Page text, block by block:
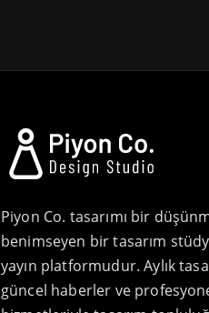
Piyon Co. tasarımı bir
benimseyen bir tasarım
yayın platformudur. Aylık
güncel haberler ve